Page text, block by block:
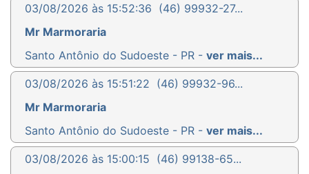
03/08/2026 às 15:52:36 (46) 99932-27...
Mr Marmoraria
Santo Antônio do Sudoeste - PR - ver mais...
03/08/2026 às 15:51:22 (46) 99932-96...
Mr Marmoraria
Santo Antônio do Sudoeste - PR - ver mais...
03/08/2026 às 15:00:15 (46) 99138-65...